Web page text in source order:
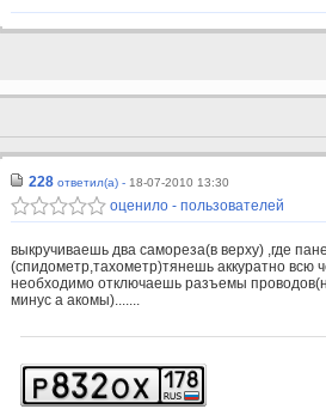
228 ответил(а) - 18-07-2010 13:30
оценило - пользователей
выкручиваешь два самореза(в верху) ,где
(спидометр,тахометр)тянешь аккуратно всю
необходимо отключаешь разъемы
минус а акомы).......